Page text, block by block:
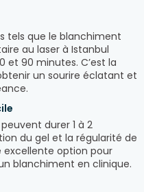
tels que le blanchiment
au laser à Istanbul
90 minutes. C’est la
un sourire éclatant et
durer 1 à 2
du gel et la régularité de
excellente option pour
blanchiment en clinique.